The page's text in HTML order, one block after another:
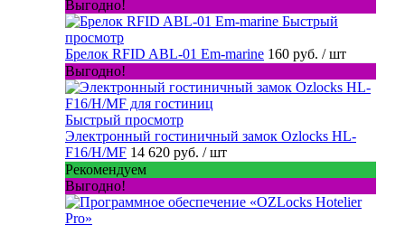
Выгодно!
Быстрый
просмотр
Брелок RFID ABL-01 Em-marine 160 руб. / шт
Выгодно!
Быстрый просмотр
Электронный гостиничный замок Ozlocks HL-
F16/H/MF 14 620 руб. / шт
Рекомендуем
Выгодно!